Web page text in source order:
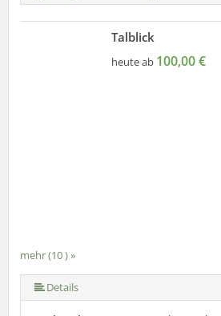
mehr (10 ) »
mehr (10 ) »
mehr (10 ) »
mehr (10 ) »
mehr (10 ) »
mehr (10 ) »
mehr (10 ) »
Talblick
heute ab 100,00 €
Details